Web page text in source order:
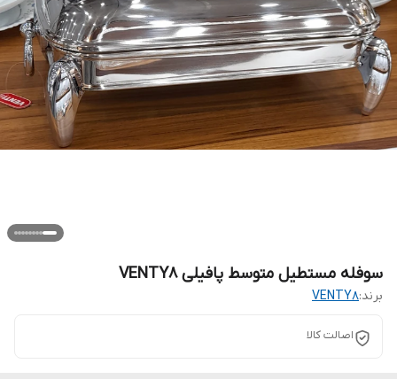
سوفله مستطیل متوسط پافیلی VENTY8
برند:VENTY8
اصالت کالا